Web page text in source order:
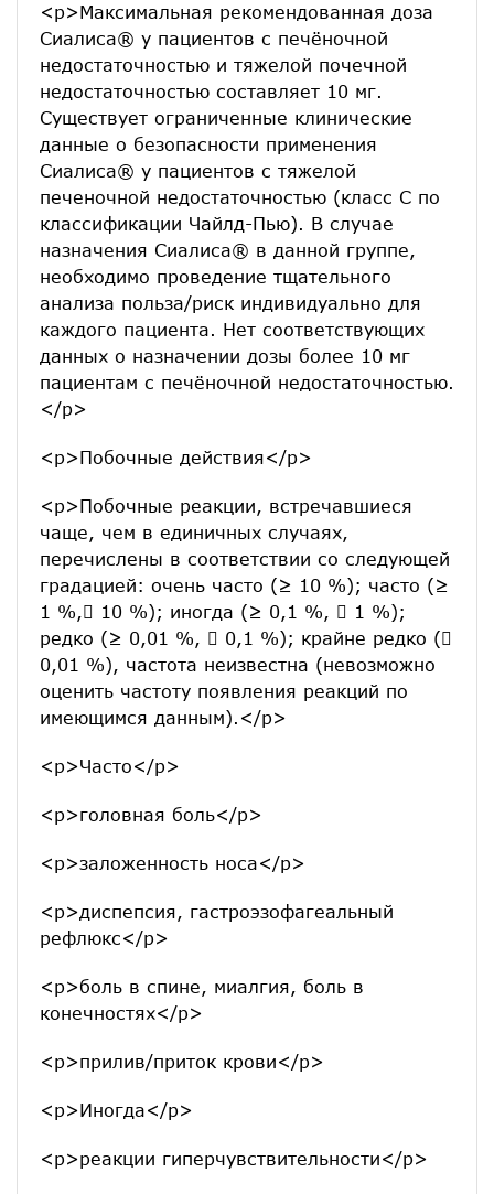
<p>Максимальная рекомендованная доза
Сиалиса® у пациентов с печёночной
недостаточностью и тяжелой почечной
недостаточностью составляет 10 мг.
Существует ограниченные клинические
данные о безопасности применения
Сиалиса® у пациентов с тяжелой
печеночной недостаточностью (класс С по
классификации Чайлд-Пью). В случае
назначения Сиалиса® в данной группе,
необходимо проведение тщательного
анализа польза/риск индивидуально для
каждого пациента. Нет соответствующих
данных о назначении дозы более 10 мг
пациентам с печёночной недостаточностью.
</p>
<p>Побочные действия</p>
<p>Побочные реакции, встречавшиеся
чаще, чем в единичных случаях,
перечислены в соответствии со следующей
градацией: очень часто (≥ 10 %); часто (≥
1 %, 10 %); иногда (≥ 0,1 %,  1 %);
редко (≥ 0,01 %,  0,1 %); крайне редко (
0,01 %), частота неизвестна (невозможно
оценить частоту появления реакций по
имеющимся данным).</p>
<p>Часто</p>
<p>головная боль</p>
<p>заложенность носа</p>
<p>диспепсия, гастроэзофагеальный
рефлюкс</p>
<p>боль в спине, миалгия, боль в
конечностях</p>
<p>прилив/приток крови</p>
<p>Иногда</p>
<p>реакции гиперчувствительности</p>